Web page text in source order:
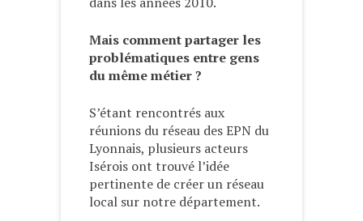
Mais comment partager les
problématiques entre gens
du même métier ?
S’étant rencontrés aux
réunions du réseau des EPN du
Lyonnais, plusieurs acteurs
Isérois ont trouvé l’idée
pertinente de créer un réseau
local sur notre département.